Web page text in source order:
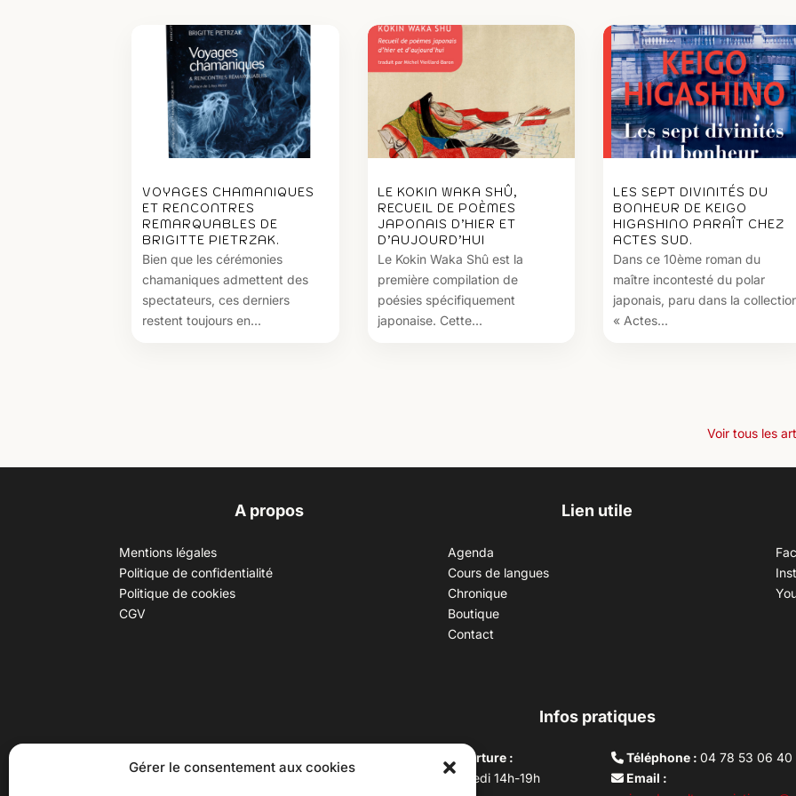
Gérer le consentement aux cookies
VOYAGES CHAMANIQUES
ET RENCONTRES
REMARQUABLES DE
BRIGITTE PIETRZAK.
Bien que les cérémonies
chamaniques admettent des
spectateurs, ces derniers
restent toujours en...
LE KOKIN WAKA SHÛ,
RECUEIL DE POÈMES
JAPONAIS D’HIER ET
D’AUJOURD’HUI
Le Kokin Waka Shû est la
première compilation de
poésies spécifiquement
japonaise. Cette...
LES SEPT DIVINITÉS DU
BONHEUR DE KEIGO
HIGASHINO PARAÎT CHEZ
ACTES SUD.
Dans ce 10ème roman du
maître incontesté du polar
japonais, paru dans la
« Actes...
Voir tous les
A propos
Mentions légales
Politique de confidentialité
Politique de cookies
CGV
Lien utile
Agenda
Cours de langues
Chronique
Boutique
Contact
Infos pratiques
(adresse postale : 62 rue St
Horaires d’ouverture :
Du mardi au vendredi 14h-19h
Téléphone :04 78 53 06 40
Email :